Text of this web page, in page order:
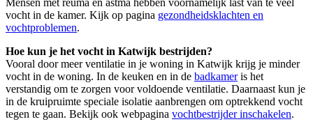
Mensen met reuma en astma hebben voornamelijk last van te veel
vocht in de kamer. Kijk op pagina gezondheidsklachten en
vochtproblemen.
Hoe kun je het vocht in Katwijk bestrijden?
Vooral door meer ventilatie in je woning in Katwijk krijg je minder
vocht in de woning. In de keuken en in de badkameris het
verstandig om te zorgen voor voldoende ventilatie. Daarnaast kun je
in de kruipruimte speciale isolatie aanbrengen om optrekkend vocht
tegen te gaan. Bekijk ook webpagina vochtbestrijder inschakelen.